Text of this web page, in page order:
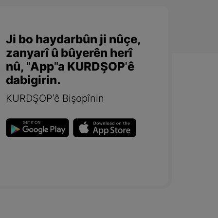
Ji bo haydarbûn ji nûçe,
zanyarî û bûyerên herî
nû, "App"a KURDŞOP'ê
dabigirin.
KURDŞOP'ê Bişopînin